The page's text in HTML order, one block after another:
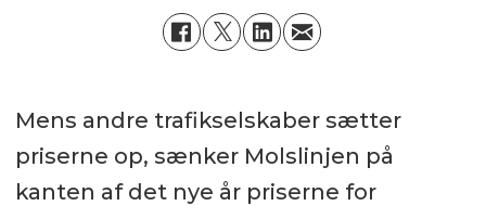
Mens andre trafikselskaber sætter
priserne op, sænker Molslinjen på
kanten af det nye år priserne for